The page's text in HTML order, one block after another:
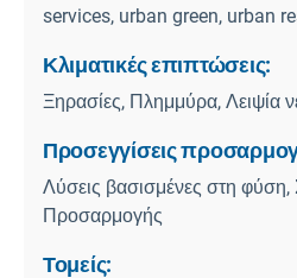
services, urban green, urban
Κλιματικές επιπτώσεις:
Ξηρασίες, Πλημμύρα, Λειψία
Προσεγγίσεις
Λύσεις βασισμένες στη φύση,
Προσαρμογής
Τομείς: